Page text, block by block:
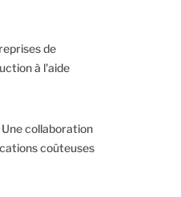
de
à l'aide
collaboration
coûteuses